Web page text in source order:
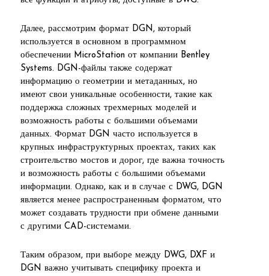
Далее, рассмотрим формат DGN, который
используется в основном в программном
обеспечении MicroStation от компании Bentley
Systems. DGN-файлы также содержат
информацию о геометрии и метаданных, но
имеют свои уникальные особенности, такие как
поддержка сложных трехмерных моделей и
возможность работы с большими объемами
данных. Формат DGN часто используется в
крупных инфраструктурных проектах, таких как
строительство мостов и дорог, где важна точность
и возможность работы с большими объемами
информации. Однако, как и в случае с DWG, DGN
является менее распространенным форматом, что
может создавать трудности при обмене данными
с другими CAD-системами.
Таким образом, при выборе между DWG, DXF и
DGN важно учитывать специфику проекта и